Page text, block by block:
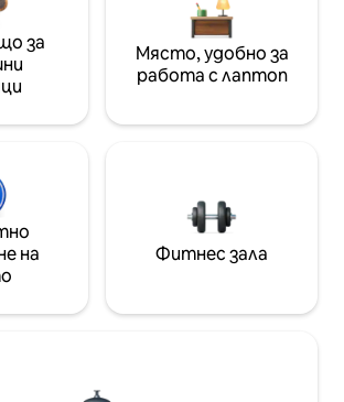
за
Място, удобно за
работа с лаптоп
на
Фитнес зала